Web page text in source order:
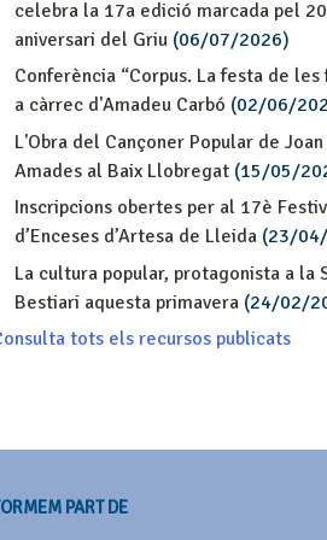
celebra la 17a edició marcada pel
aniversari del Griu(06/07/2026)
Conferència “Corpus. La festa de les
a càrrec d'Amadeu Carbó (02/06/
L'Obra del Cançoner Popular de Joan
Amades al Baix Llobregat(15/05/
Inscripcions obertes per al 17è
d’Enceses d’Artesa de Lleida(23/
La cultura popular, protagonista a la
Bestiari aquesta primavera(24/02/
tots els recursos publicats
PART DE